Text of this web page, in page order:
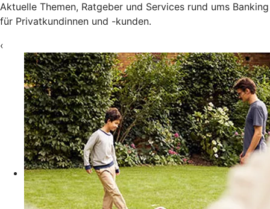
Aktuelle Themen, Ratgeber und Services rund ums Banking
für Privatkundinnen und -kunden.
‹